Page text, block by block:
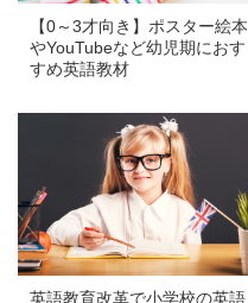
【0～3才向き】ポスター絵本
やYouTubeなど幼児期におす
すめ英語教材
英語教育改革で小学校の英語